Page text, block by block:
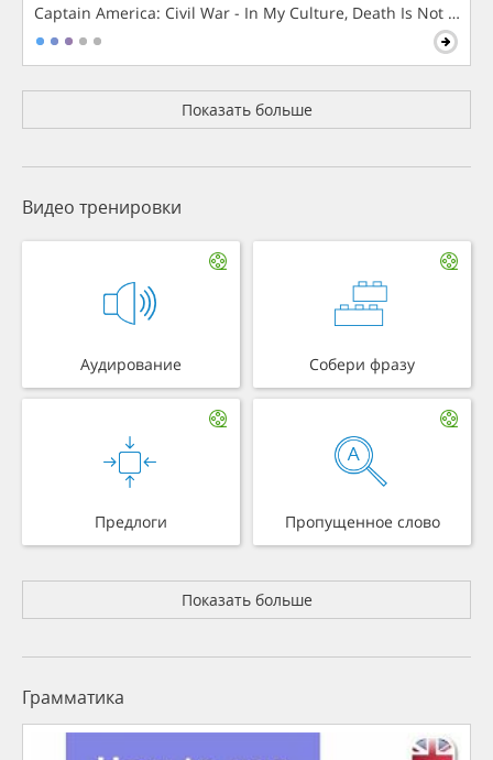
Captain America: Civil War - In My Culture, Death Is Not The
Показать больше
Видео тренировки
Аудирование Собери фразу
Предлоги Пропущенное слово
Показать больше
Грамматика